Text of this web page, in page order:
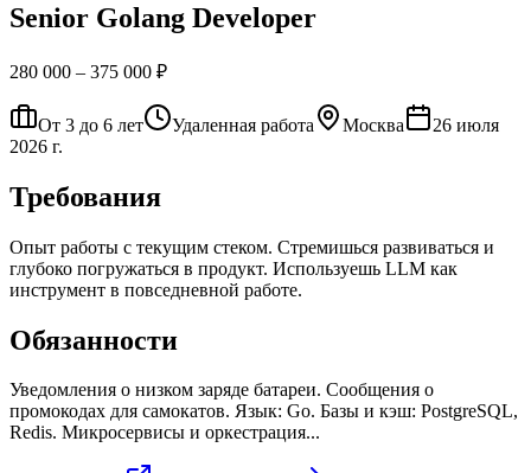
Senior Golang Developer
280 000 – 375 000 ₽
От 3 до 6 лет Удаленная работа Москва
26 июля
2026 г.
Требования
Опыт работы с текущим стеком. Стремишься развиваться и
глубоко погружаться в продукт. Используешь LLM как
инструмент в повседневной работе.
Обязанности
Уведомления о низком заряде батареи. Сообщения о
промокодах для самокатов. Язык: Go. Базы и кэш: PostgreSQL,
Redis. Микросервисы и оркестрация...